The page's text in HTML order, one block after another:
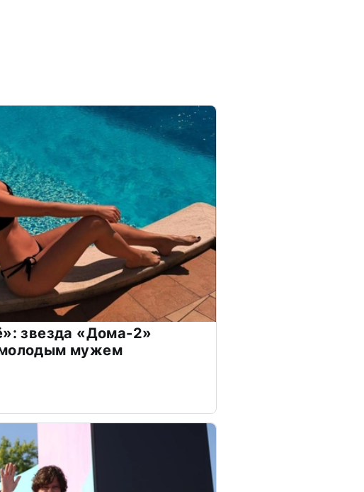
звезда «Дома-2»
молодым мужем